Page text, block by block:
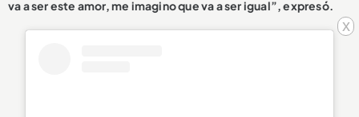
x
va a ser este amor, me imagino que va a ser igual”, expresó.